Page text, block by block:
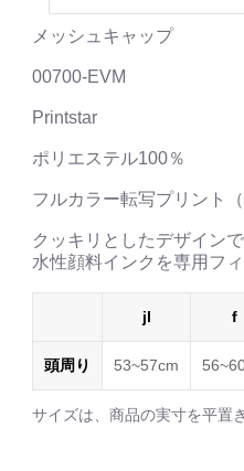
メッシュキャップ
00700-EVM
Printstar
ポリエステル100％
フルカラー転写プリント
クッキリとしたデザイン
水性顔料インクを専用フ
jl f
頭周り 53~57cm
サイズは、商品の実寸を平置